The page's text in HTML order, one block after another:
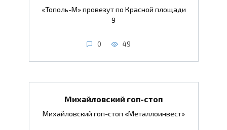
«Тополь-М» провезут по Красной площади
9
0 49
Михайловский гоп-стоп
Михайловский гоп-стоп «Металлоинвест»